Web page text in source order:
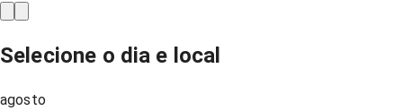
Selecione o dia e local
agosto